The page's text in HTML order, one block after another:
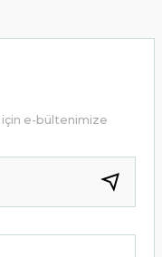
e-bültenimize